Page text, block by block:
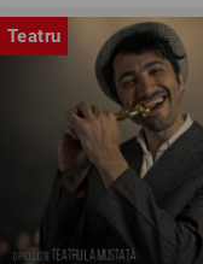
Teatru